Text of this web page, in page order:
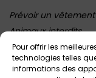
Pour offrir les
technologies telles
informations des
Prévoir un
Animaux interdits
Cette visite est très
Plus d’infos et